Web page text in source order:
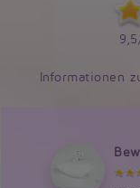
Informationen